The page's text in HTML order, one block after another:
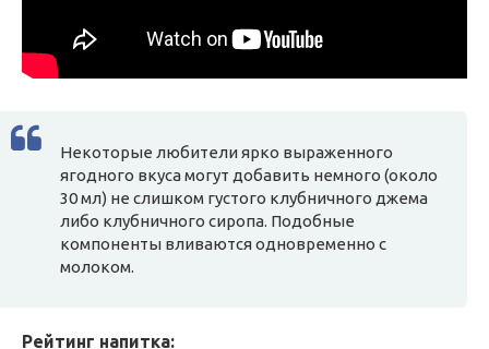
Некоторые любители ярко выраженного
ягодного вкуса могут добавить немного (около
30 мл) не слишком густого клубничного джема
либо клубничного сиропа. Подобные
компоненты вливаются одновременно с
молоком.
Рейтинг напитка: